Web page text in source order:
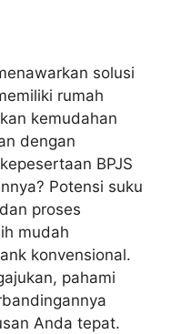
solusi
rumah
kemudahan
dengan
BPJS
Potensi suku
proses
mudah
konvensional.
pahami
Anda tepat.